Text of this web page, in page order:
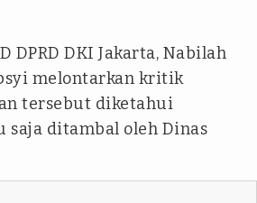
DPRD DKI Jakarta, Nabilah
melontarkan kritik
tersebut diketahui
saja ditambal oleh Dinas